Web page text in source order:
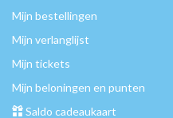
Mijn bestellingen
Mijn verlanglijst
Mijn tickets
Mijn beloningen en punten
Saldo cadeaukaart